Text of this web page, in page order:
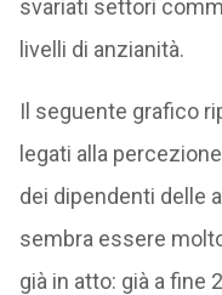
svariati settori
livelli di anzianità.
Il seguente grafico
legati alla
dei dipendenti delle
sembra essere
già in atto: già a fine